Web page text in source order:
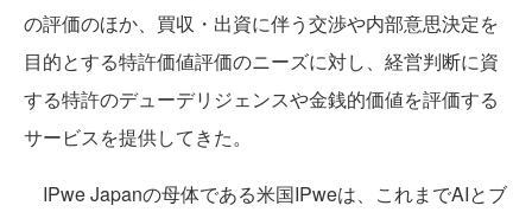
の評価のほか、買収・出資に伴う交渉や内部意思決定を
目的とする特許価値評価のニーズに対し、経営判断に資
する特許のデューデリジェンスや金銭的価値を評価する
サービスを提供してきた。
IPwe Japanの母体である米国IPweは、これまでAIとブ